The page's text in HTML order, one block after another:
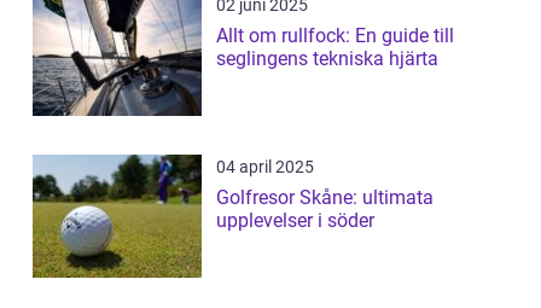
02 juni 2025
Allt om rullfock: En guide till
seglingens tekniska hjärta
04 april 2025
Golfresor Skåne: ultimata
upplevelser i söder